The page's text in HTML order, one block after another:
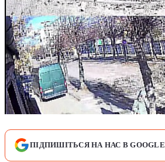
ПІДПИШІТЬСЯ НА НАС В GOOGLE